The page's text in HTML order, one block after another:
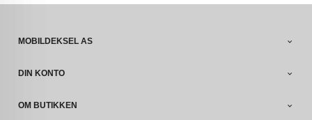
MOBILDEKSEL AS
DIN KONTO
OM BUTIKKEN